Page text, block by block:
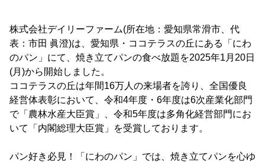
株式会社デイリーファーム(所在地：愛知県常滑市、代
表：市田 眞澄)は、愛知県・ココテラスの丘にある「にわ
のパン」にて、焼き立てパンの食べ放題を2025年1月20日
(月)から開始しました。
ココテラスの丘は年間16万人の来場者を誇り、全国優良
経営体表彰において、令和4年度・6年度は6次産業化部門
で「農林水産大臣賞」、令和5年度は多角化経営部門にお
いて「内閣総理大臣賞」を受賞しております。
パン好き必見！「にわのパン」では、焼き立てパンを心ゆ